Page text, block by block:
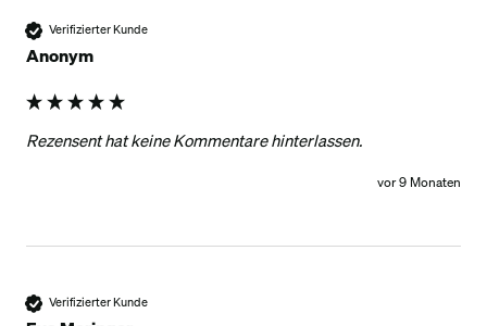
Verifizierter Kunde
Anonym
Rezensent hat keine Kommentare hinterlassen.
vor 9 Monaten
Verifizierter Kunde